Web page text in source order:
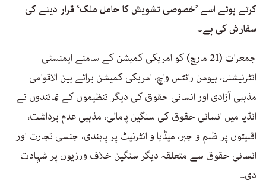
کرتے ہوئے اسے ’خصوصی تشویش کا حامل ملک‘ قرار دینے کی
سفارش کی ہے۔
جمعرات (21 مارچ) کو امریکی کمیشن کے سامنے ایمنسٹی
انٹرنیشنل، ہیومن رائٹس واچ، امریکی کمیشن برائے بین الاقوامی
مذہبی آزادی اور انسانی حقوق کی دیگر تنظیموں کے نمائندوں نے
انڈیا میں انسانی حقوق کی سنگین پامالی، مذہبی عدم برداشت،
اقلیتوں پر ظلم و جبر، میڈیا و انٹرنیٹ پر پابندی، جنسی تجارت اور
انسانی حقوق سے متعلقہ دیگر سنگین خلاف ورزیوں پر شہادت
دی۔